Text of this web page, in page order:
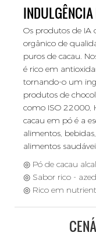
Os produtos de IA
orgânico de
puros de cacau.
é rico em
tornando-o um
produtos de
como ISO 22000,
cacau em pó é a
alimentos,
alimentos
◎ Pó de cacau
◎ Sabor rico -
◎ Rico em